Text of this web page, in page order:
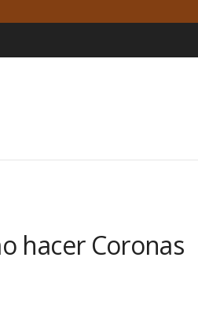
hacer Coronas